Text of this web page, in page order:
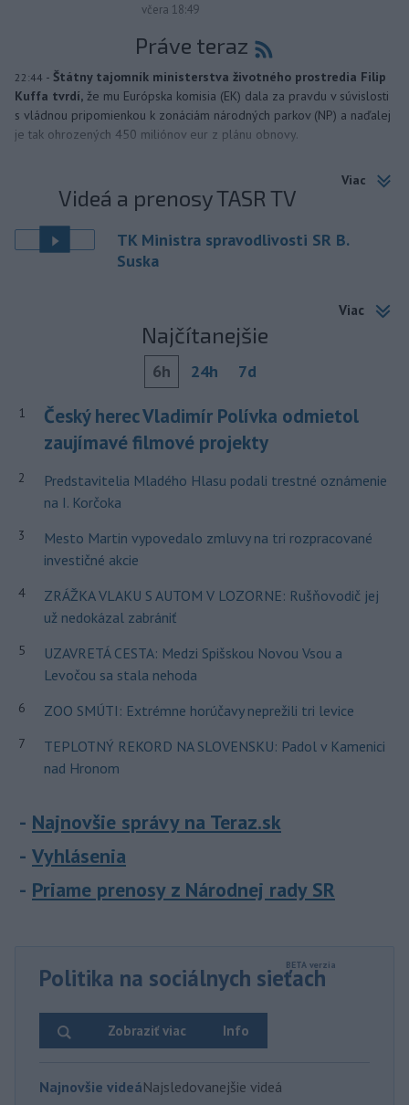
včera 18:49
Práve teraz
22:44 - Štátny tajomník ministerstva životného prostredia Filip
Kuffa tvrdí, že mu Európska komisia (EK) dala za pravdu v súvislosti
s vládnou pripomienkou k zonáciám národných parkov (NP) a naďalej
je tak ohrozených 450 miliónov eur z plánu obnovy.
Viac
Videá a prenosy TASR TV
TK Ministra spravodlivosti SR B.
Suska
Viac
Najčítanejšie
6h 24h 7d
1
Český herec Vladimír Polívka odmietol
zaujímavé filmové projekty
2
Predstavitelia Mladého Hlasu podali trestné oznámenie
na I. Korčoka
3
Mesto Martin vypovedalo zmluvy na tri rozpracované
investičné akcie
4
ZRÁŽKA VLAKU S AUTOM V LOZORNE: Rušňovodič jej
už nedokázal zabrániť
5
UZAVRETÁ CESTA: Medzi Spišskou Novou Vsou a
Levočou sa stala nehoda
6 ZOO SMÚTI: Extrémne horúčavy neprežili tri levice
7
TEPLOTNÝ REKORD NA SLOVENSKU: Padol v Kamenici
nad Hronom
Najnovšie správy na Teraz.sk
Vyhlásenia
Priame prenosy z Národnej rady SR
Politika na sociálnych sieťach
Info
Zobraziť viac
Najnovšie videáNajsledovanejšie videá